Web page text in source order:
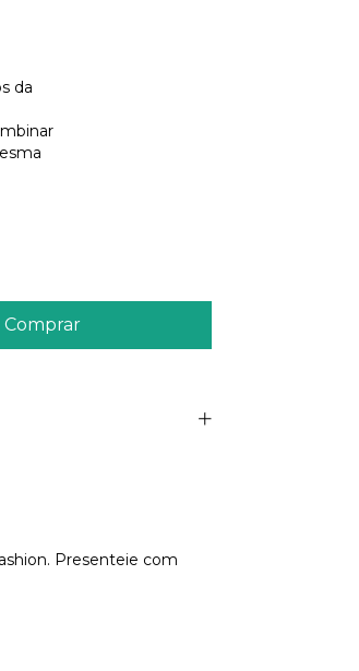
da
Presenteie com